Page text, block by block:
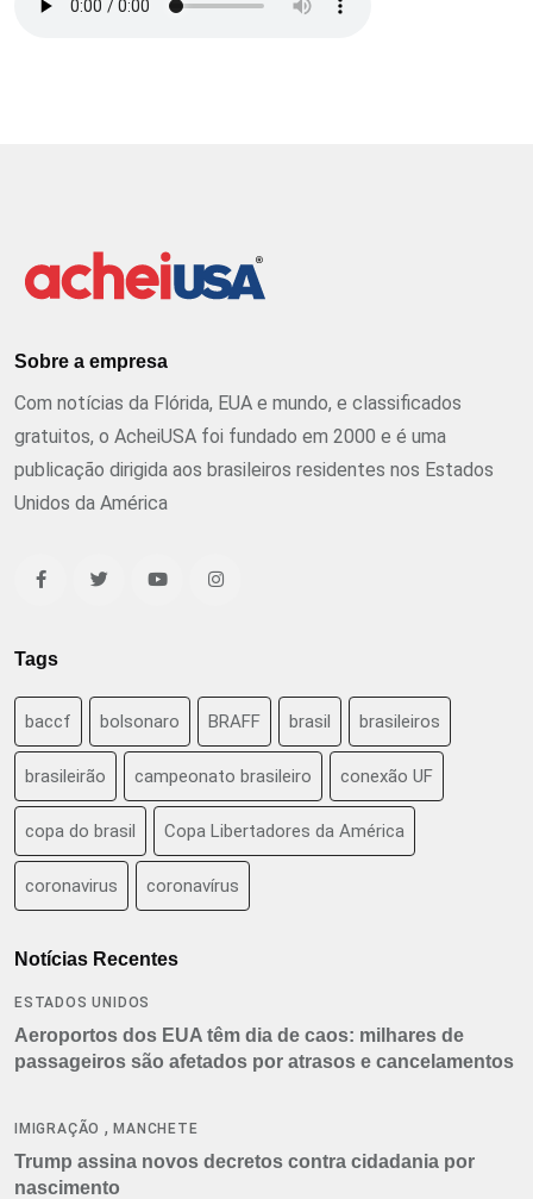
Sobre a empresa
Com notícias da Flórida, EUA e mundo, e classificados
gratuitos, o AcheiUSA foi fundado em 2000 e é uma
publicação dirigida aos brasileiros residentes nos Estados
Unidos da América
Tags
baccf bolsonaro BRAFF brasil brasileiros
brasileirão campeonato brasileiro conexão UF
copa do brasil Copa Libertadores da América
coronavirus coronavírus
Notícias Recentes
ESTADOS UNIDOS
Aeroportos dos EUA têm dia de caos: milhares de
passageiros são afetados por atrasos e cancelamentos
IMIGRAÇÃO ,MANCHETE
Trump assina novos decretos contra cidadania por
nascimento